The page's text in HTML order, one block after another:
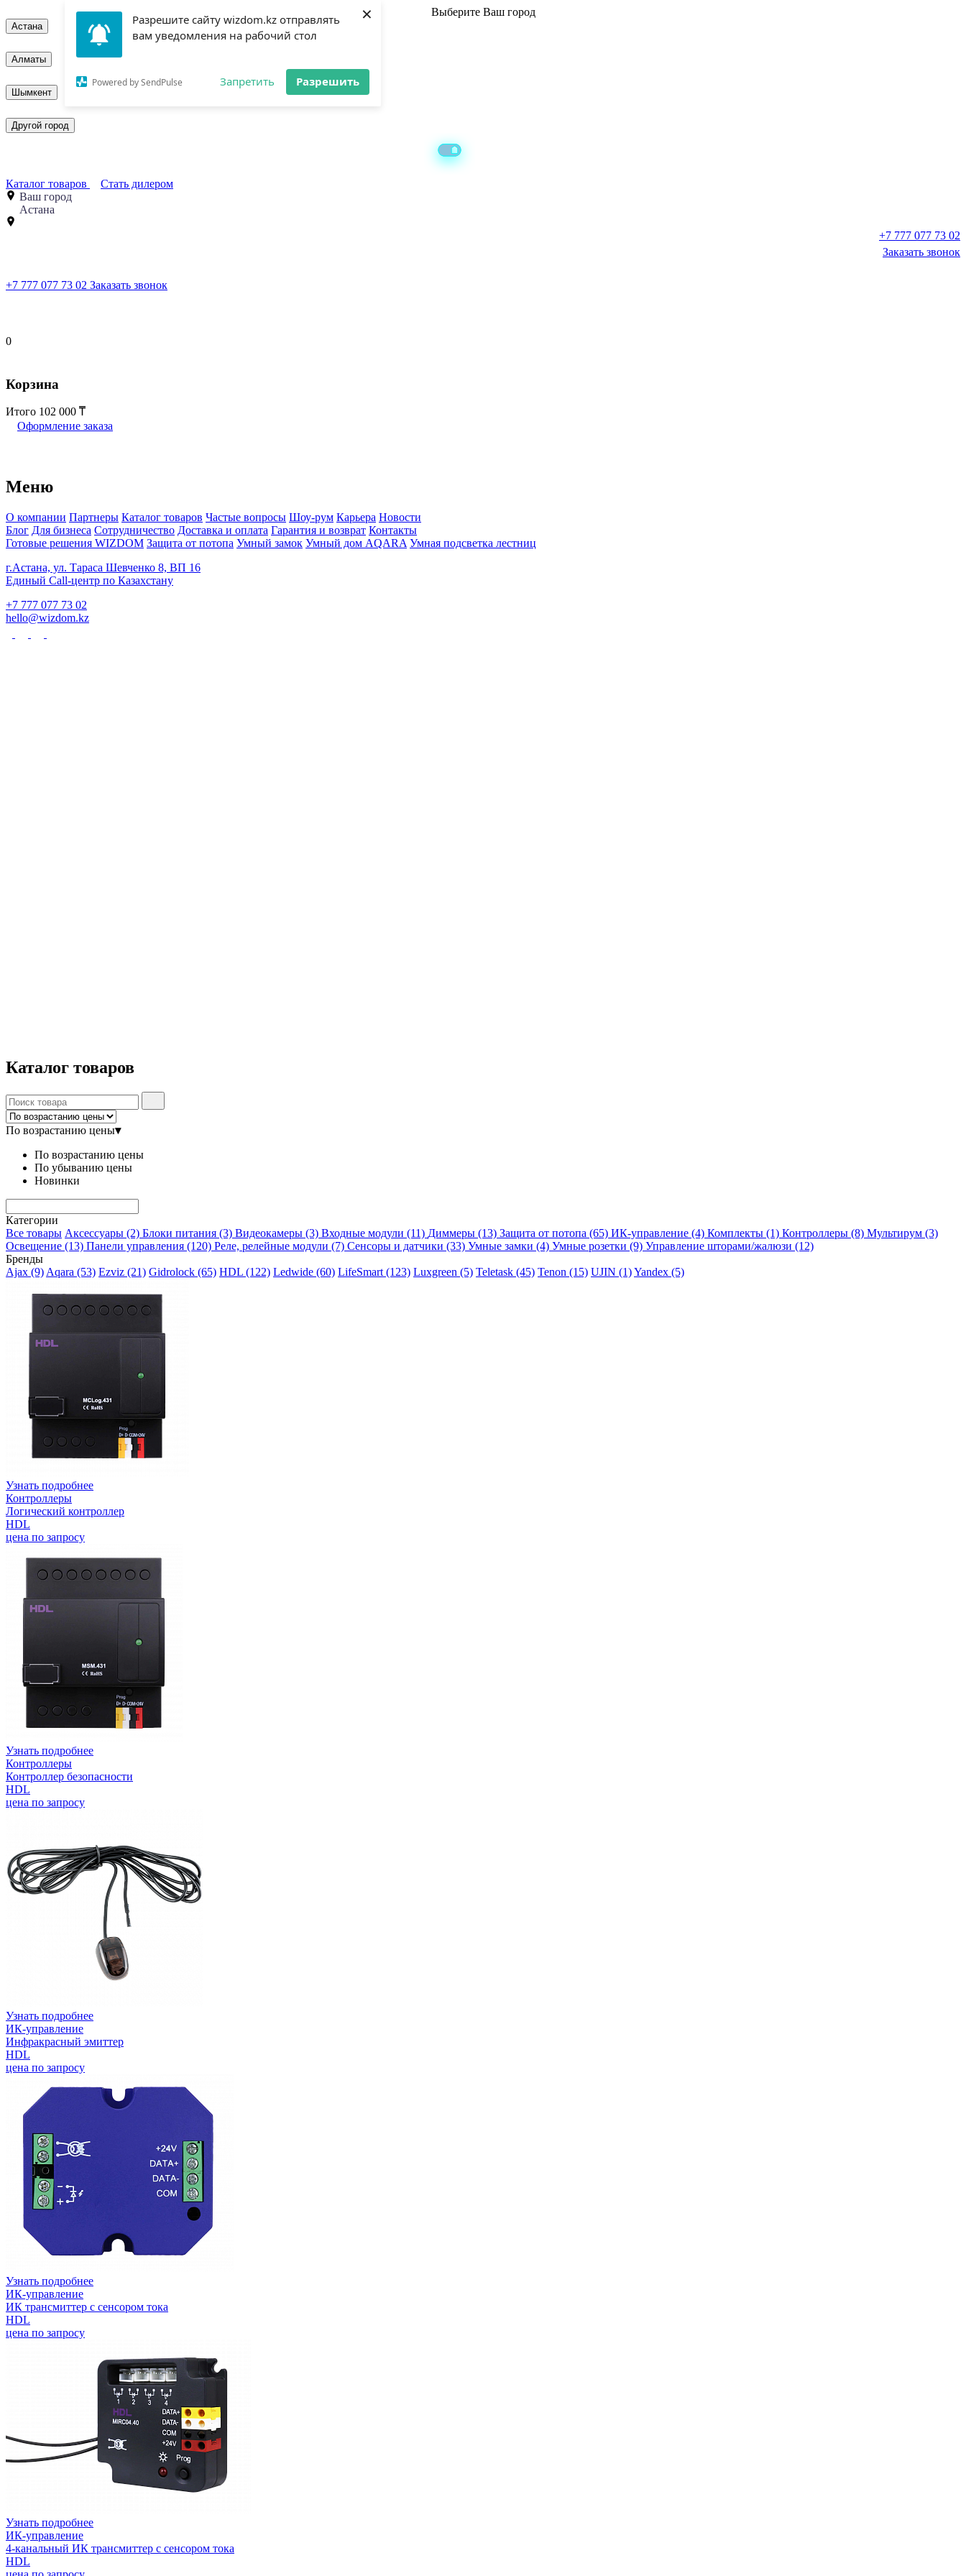
Разрешите сайту wizdom.kz отправлять
вам уведомления на рабочий стол
Powered by SendPulse Запретить Разрешить
× Выберите Ваш город
Астана
Алматы
Шымкент
Другой город
Каталог товаров
Стать дилером
Ваш город
Астана
+7 777 077 73 02
Заказать звонок
+7 777 077 73 02 Заказать звонок
0
Корзина
Итого 102 000
Оформление заказа
Меню
О компании Партнеры Каталог товаров Частые вопросы Шоу-рум Карьера Новости
Блог Для бизнеса Сотрудничество Доставка и оплата Гарантия и возврат Контакты
Готовые решения WIZDOM Защита от потопа Умный замок Умный дом AQARA Умная подсветка лестниц
г.Астана, ул. Тараса Шевченко 8, ВП 16
Единый Call-центр по Казахстану
+7 777 077 73 02
hello@wizdom.kz
Каталог товаров
По возрастанию цены▾
По возрастанию цены
По убыванию цены
Новинки
Категории
Все товары Аксессуары (2) Блоки питания (3) Видеокамеры (3) Входные модули (11) Диммеры (13) Защита от потопа (65) ИК-управление (4) Комплекты (1) Контроллеры (8) Мультирум (3)
Освещение (13) Панели управления (120) Реле, релейные модули (7) Сенсоры и датчики (33) Умные замки (4) Умные розетки (9) Управление шторами/жалюзи (12)
Бренды
Ajax (9) Aqara (53) Ezviz (21) Gidrolock (65) HDL (122) Ledwide (60) LifeSmart (123) Luxgreen (5) Teletask (45) Tenon (15) UJIN (1)Yandex (5)
Узнать подробнее
Контроллеры
Логический контроллер
HDL
цена по запросу
Узнать подробнее
Контроллеры
Контроллер безопасности
HDL
цена по запросу
Узнать подробнее
ИК-управление
Инфракрасный эмиттер
HDL
цена по запросу
Узнать подробнее
ИК-управление
ИК трансмиттер с сенсором тока
HDL
цена по запросу
Узнать подробнее
ИК-управление
4-канальный ИК трансмиттер с сенсором тока
HDL